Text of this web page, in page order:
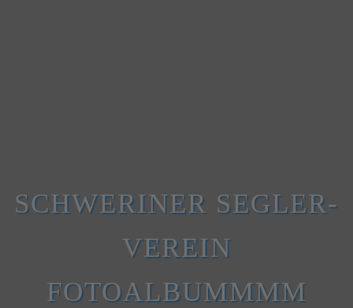
SCHWERINER SEGLER-
VEREIN
FOTOALBUMMMM